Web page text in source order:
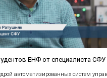
ЕНФ от специалиста СФУ
автоматизированных систем